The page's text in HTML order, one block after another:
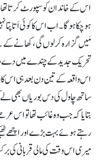
اس کے خاندان کو سپورٹ کرتا
ہو چکا ہو گا۔ اب اس کا کوئی اَتا
مَیں گزارہ کر لوں گی، کھانے کے
تحریک جدید کے چندے میں دے
اس واقعہ کے تین دن بعد ہی اس کا
ساتھ چاول کی دس بوریاں بھی
بتایا کہ جب وہ غائب تھا تو اس
رہتے ہوئے بہت بڑے اور اچھے
میری اس وقت کی مالی قربانی کی